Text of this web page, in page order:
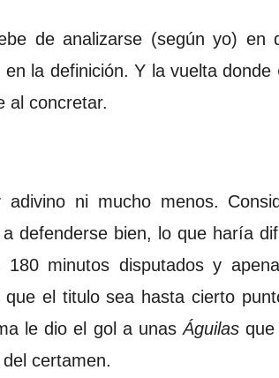
de analizarse (según yo) en
la definición. Y la vuelta donde
al concretar.
ni mucho menos.
defenderse bien, lo que haría
minutos disputados y
el titulo sea hasta cierto
le dio el gol a unas Águilasque
certamen.